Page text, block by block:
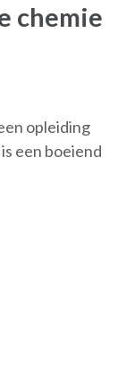
chemie
opleiding
een boeiend